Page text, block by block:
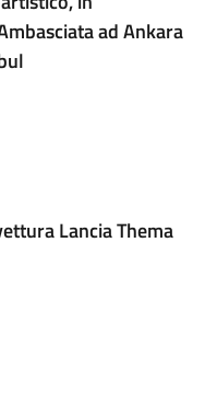
ad Ankara
Lancia Thema